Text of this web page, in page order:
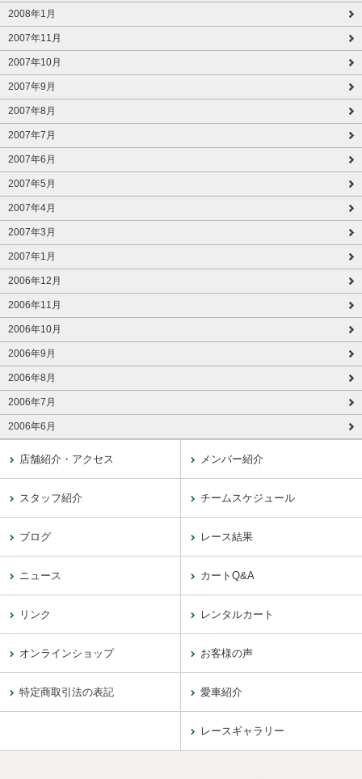
2008年1月
2007年11月
2007年10月
2007年9月
2007年8月
2007年7月
2007年6月
2007年5月
2007年4月
2007年3月
2007年1月
2006年12月
2006年11月
2006年10月
2006年9月
2006年8月
2006年7月
2006年6月
店舗紹介・アクセス メンバー紹介
スタッフ紹介 チームスケジュール
ブログ レース結果
ニュース カートQ&A
リンク レンタルカート
オンラインショップ お客様の声
特定商取引法の表記 愛車紹介
レースギャラリー